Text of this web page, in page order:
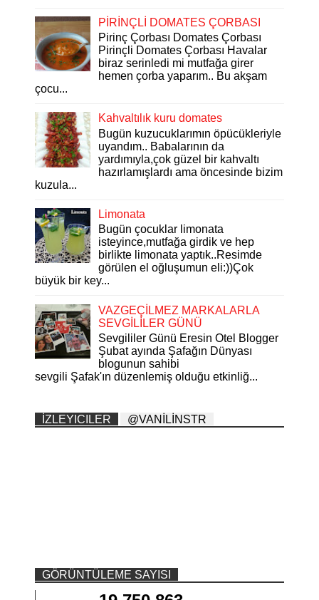
PİRİNÇLİ DOMATES ÇORBASI
Pirinç Çorbası Domates Çorbası
Pirinçli Domates Çorbası Havalar
biraz serinledi mi mutfağa girer
hemen çorba yaparım.. Bu akşam
çocu...
Kahvaltılık kuru domates
Bugün kuzucuklarımın öpücükleriyle
uyandım.. Babalarının da
yardımıyla,çok güzel bir kahvaltı
hazırlamışlardı ama öncesinde bizim
kuzula...
Limonata
Bugün çocuklar limonata
isteyince,mutfağa girdik ve hep
birlikte limonata yaptık..Resimde
görülen el oğluşumun eli:))Çok
büyük bir key...
VAZGEÇİLMEZ MARKALARLA
SEVGİLİLER GÜNÜ
Sevgililer Günü Eresin Otel Blogger
Şubat ayında Şafağın Dünyası
blogunun sahibi
sevgili Şafak'ın düzenlemiş olduğu etkinliğ...
İZLEYICILER @VANİLİNSTR
GÖRÜNTÜLEME SAYISI